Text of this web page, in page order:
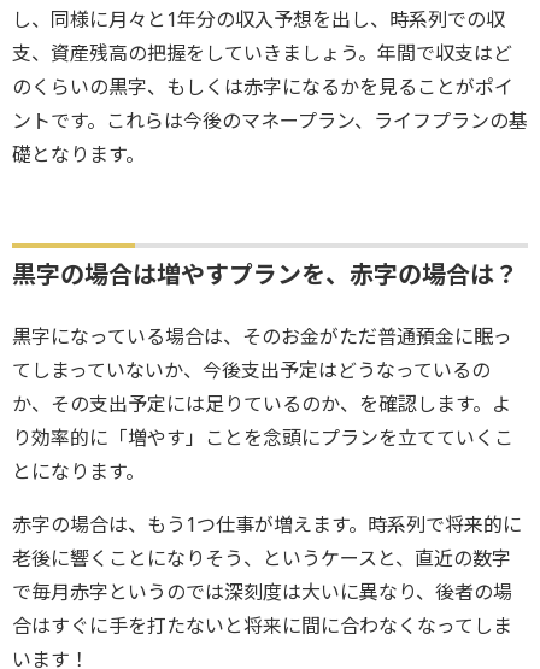
し、同様に月々と1年分の収入予想を出し、時系列での収
支、資産残高の把握をしていきましょう。年間で収支はど
のくらいの黒字、もしくは赤字になるかを見ることがポイ
ントです。これらは今後のマネープラン、ライフプランの基
礎となります。
黒字の場合は増やすプランを、赤字の場合は？
黒字になっている場合は、そのお金がただ普通預金に眠っ
てしまっていないか、今後支出予定はどうなっているの
か、その支出予定には足りているのか、を確認します。よ
り効率的に「増やす」ことを念頭にプランを立てていくこ
とになります。
赤字の場合は、もう1つ仕事が増えます。時系列で将来的に
老後に響くことになりそう、というケースと、直近の数字
で毎月赤字というのでは深刻度は大いに異なり、後者の場
合はすぐに手を打たないと将来に間に合わなくなってしま
います！